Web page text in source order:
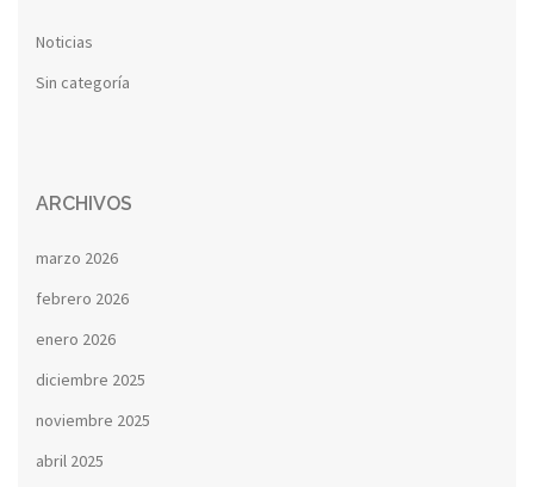
Noticias
Sin categoría
ARCHIVOS
marzo 2026
febrero 2026
enero 2026
diciembre 2025
noviembre 2025
abril 2025